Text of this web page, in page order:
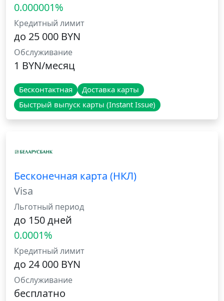
0.000001%
Кредитный лимит
до 25 000 BYN
Обслуживание
1 BYN/месяц
Бесконтактная
Доставка карты
Быстрый выпуск карты (Instant Issue)
Бесконечная карта (НКЛ)
Visa
Льготный период
до 150 дней
0.0001%
Кредитный лимит
до 24 000 BYN
Обслуживание
бесплатно